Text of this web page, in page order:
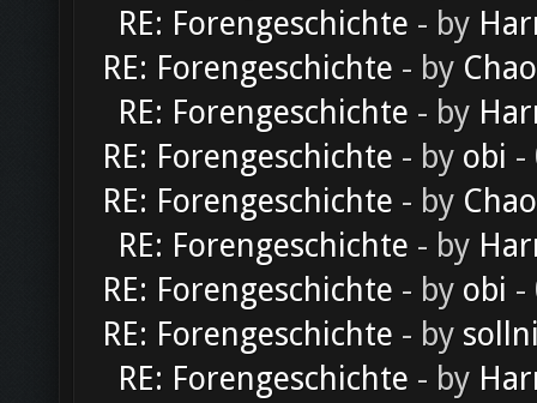
RE: Forengeschichte - by
RE: Forengeschichte - by
RE: Forengeschichte - by
RE: Forengeschichte - by obi -
RE: Forengeschichte - by
RE: Forengeschichte - by
RE: Forengeschichte - by obi -
RE: Forengeschichte - by
RE: Forengeschichte - by